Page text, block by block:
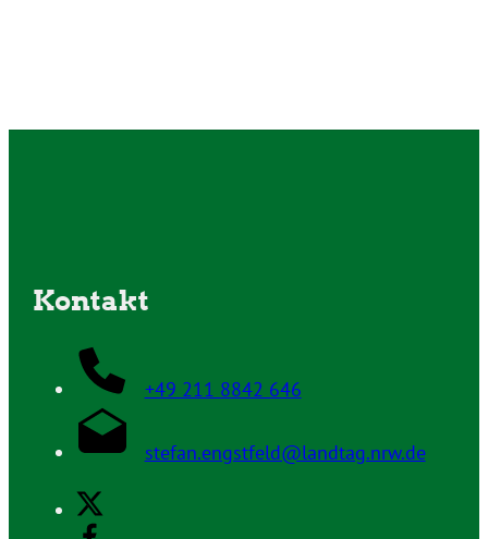
Kontakt
+49 211 8842 646
stefan.engstfeld@landtag.nrw.de